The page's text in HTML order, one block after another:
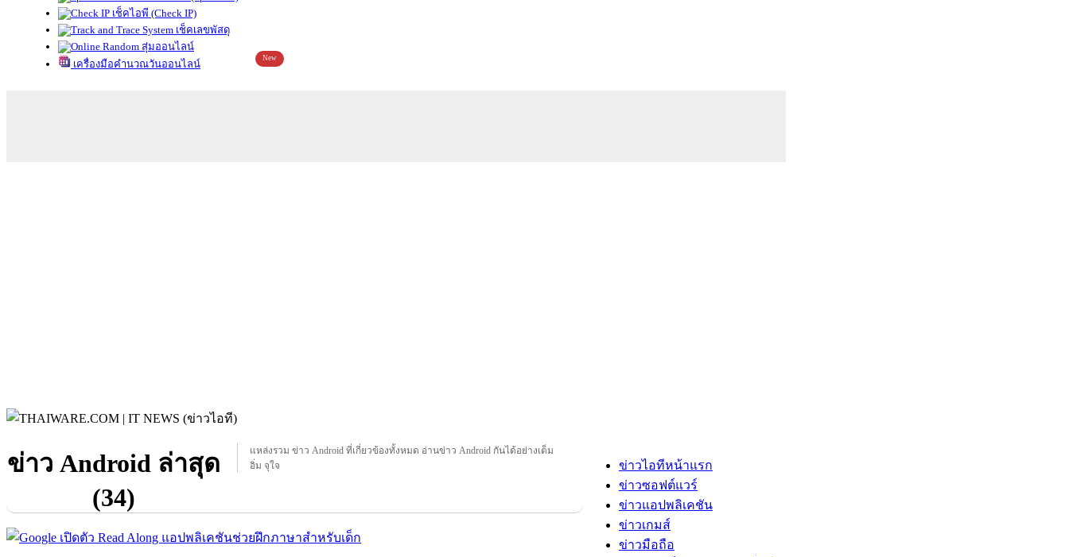
เช็คไอพี (Check IP)
เช็คเลขพัสดุ
สุ่มออนไลน์
เครื่องมือคำนวณวันออนไลน์
New
ข่าว Android ล่าสุด
(34)
แหล่งรวม ข่าว Android ที่เกี่ยวข้องทั้งหมด อ่านข่าว Android กันได้อย่างเต็ม
อิ่ม จุใจ
ข่าวไอทีหน้าแรก
ข่าวซอฟต์แวร์
ข่าวแอปพลิเคชัน
ข่าวเกมส์
ข่าวมือถือ